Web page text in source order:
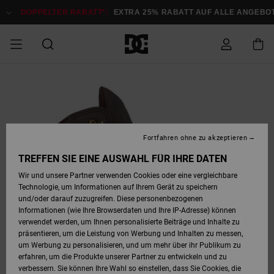
Produktinformation
DOPPELTER RABATT*: EXTRA 25% RABATT AUF ALLE
Accessoires
SALE SNOW
T-Shirts
Jacken &
SALE FRAUEN
SALE KINDER Sale
Sale Snow
Jacken &
Hoodies &
Lynx
Pure
Net
Alle ansehen
HIGHLIGHTS
DC Command
Manteca
Construct
Ascend
SCHUHE Sneakers
Sandalen
Winterschuhe
Snowboard
BEKLEIDUNG
T-shirts
Hemden
Jeans
Jacken &
ACCESSOIRES
Taschen &
Alle ansehen
HIGHLIGHTS
DC Command
Manteca
Best Sellers
SCHUHE Skate
Sandalen
Snowboard
Unisex
KLEIDUNG
Alle ansehen
KINDER
Stag
SCHUHE
Babyschuhe
Sneakers
Alle ansehen
BEKLEIDUNG
Sweatshirts &
Hemden
ACCESSOIRES
Taschen
Alle ansehen
SKATE
COMMUNITY
MÄNNER
Snowboard
Winterschuhe
Polarfleece &
Softshells
FRAUEN
Alle ansehen
SNOW SHOP FÜR
KINDER
Mützen
Alle ansehen
Bestellung
zugreifen
Versand
Retouren
Bezahlung
Geschenkkarte
TREFFEN SIE EINE AUSWAHL FÜR IHRE DATEN
Wir und unsere Partner verwenden Cookies oder eine vergleichbare
Technologie, um Informationen auf Ihrem Gerät zu speichern
und/oder darauf zuzugreifen. Diese personenbezogenen
Informationen (wie Ihre Browserdaten und Ihre IP-Adresse) können
verwendet werden, um Ihnen personalisierte Beiträge und Inhalte zu
präsentieren, um die Leistung von Werbung und Inhalten zu messen,
um Werbung zu personalisieren, und um mehr über ihr Publikum zu
erfahren, um die Produkte unserer Partner zu entwickeln und zu
verbessern. Sie können Ihre Wahl so einstellen, dass Sie Cookies, die
Fortfahren ohne zu akzeptieren